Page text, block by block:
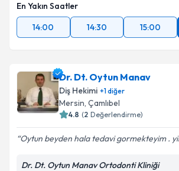
En Yakın Saatler
14:00
14:30 15:00
Dr. Dt. Oytun Manav
Diş Hekimi +1diğer
Mersin, Çamlıbel
4.8 (2 Değerlendirme)
Oytun beyden hala tedavi gormekteyim .
Dr. Dt. Oytun Manav Ortodonti Kliniği